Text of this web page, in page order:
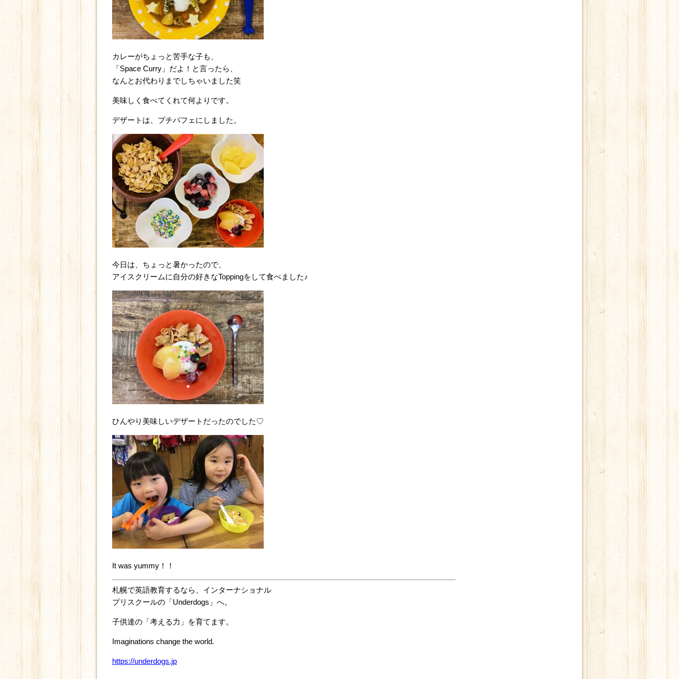
カレーがちょっと苦手な子も、
「Space Curry」だよ！と言ったら、
なんとお代わりまでしちゃいました笑
美味しく食べてくれて何よりです。
デザートは、プチパフェにしました。
今日は、ちょっと暑かったので、
アイスクリームに自分の好きなToppingをして食べました♪
ひんやり美味しいデザートだったのでした♡
It was yummy！！
札幌で英語教育するなら、インターナショナル
プリスクールの「Underdogs」へ。
子供達の「考える力」を育てます。
Imaginations change the world.
https://underdogs.jp